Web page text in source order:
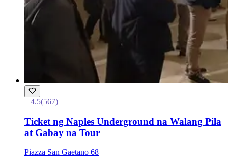
4.5(567)
Ticket ng Naples Underground na Walang Pila
at Gabay na Tour
Piazza San Gaetano 68